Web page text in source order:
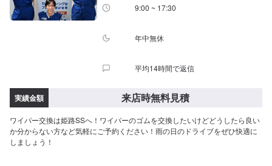
9:00 ~ 17:30
年中無休
平均14時間で返信
実績金額 来店時無料見積
ワイパー交換は姫路SSへ！ワイパーのゴムを交換したいけどどうしたら良い
か分からない方など気軽にご予約ください！雨の日のドライブをぜひ快適に
しましょう！